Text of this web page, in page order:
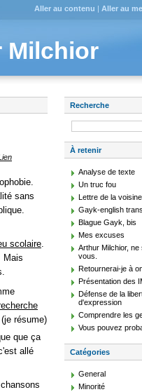
Milchior
Aller au contenu | Aller au
sans
scolaire.
Mais
résume)
que ça
allé
Recherche
À retenir
Analyse de texte
Un truc fou
Lettre de la
Gayk-english
Blague Gayk, bis
Mes excuses
Arthur Milchior,
vous.
Retournerai-je à
Présentation des
Défense de la
d'expression
Comprendre les
Vous pouvez
Catégories
General
Minorité